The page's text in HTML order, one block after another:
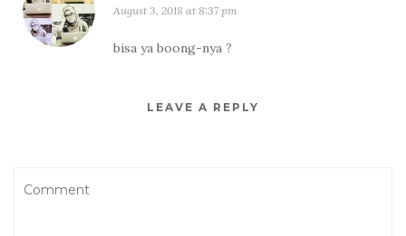
August 3, 2018 at 8:37 pm
bisa ya boong-nya ?
LEAVE A REPLY